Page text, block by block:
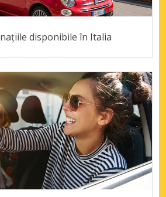
disponibile în Italia